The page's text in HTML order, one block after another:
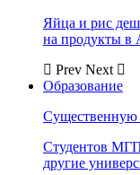
Яйца и рис
на продукты в
Prev Next
Образование
Существенную
Студентов
другие